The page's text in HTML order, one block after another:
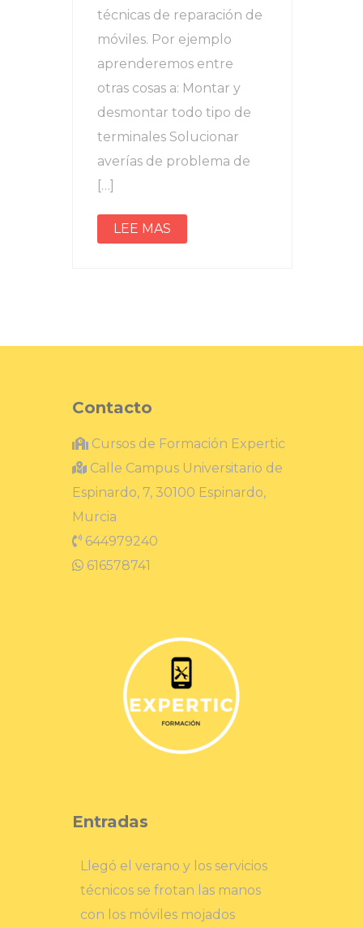
técnicas de reparación de
móviles. Por ejemplo
aprenderemos entre
otras cosas a: Montar y
desmontar todo tipo de
terminales Solucionar
averías de problema de
[…]
LEE MAS
Contacto
Cursos de Formación Expertic
Calle Campus Universitario de
Espinardo, 7, 30100 Espinardo,
Murcia
644979240
616578741
Entradas
Llegó el verano y los servicios
técnicos se frotan las manos
con los móviles mojados